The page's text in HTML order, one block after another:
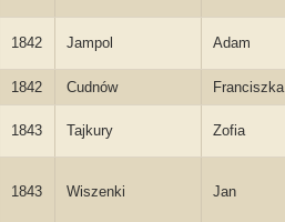
1842 Jampol Adam
1842 Cudnów Franciszka
1843 Tajkury Zofia
1843 Wiszenki Jan